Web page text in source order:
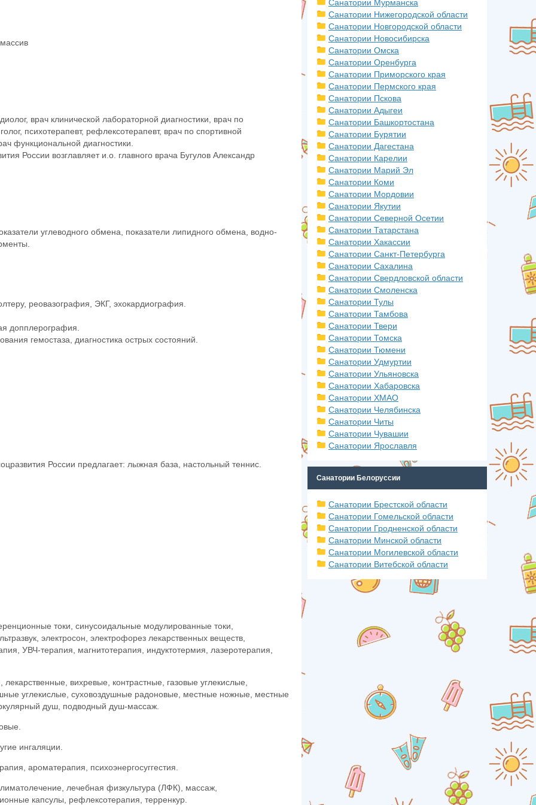
врач клинической лабораторной диагностики, врач по
психотерапевт, рефлексотерапевт, врач по спортивной
функциональной диагностики.
России возглавляет и.о. главного врача Бугулов Александр
углеводного обмена, показатели липидного обмена, водно-
реовазография, ЭКГ, эхокардиография.
допплерография.
гемостаза, диагностика острых состояний.
России предлагает: лыжная база, настольный теннис.
токи, синусоидальные модулированные токи,
электросон, электрофорез лекарственных веществ,
УВЧ-терапия, магнитотерапия, индуктотермия, лазеротерапия,
вихревые, контрастные, газовые углекислые,
углекислые, суховоздушные радоновые, местные ножные, местные
душ, подводный душ-массаж.
ингаляции.
ароматерапия, психоэнергосуггестия.
лечебная физкультура (ЛФК), массаж,
капсулы, рефлексотерапия, терренкур.
Санатории Мурманска
Санатории Нижегородской области
Санатории Новгородской области
Санатории Новосибирска
Санатории Омска
Санатории Оренбурга
Санатории Приморского края
Санатории Пермского края
Санатории Пскова
Санатории Адыгеи
Санатории Башкортостана
Санатории Бурятии
Санатории Дагестана
Санатории Карелии
Санатории Марий Эл
Санатории Коми
Санатории Мордовии
Санатории Якутии
Санатории Северной Осетии
Санатории Татарстана
Санатории Хакассии
Санатории Санкт-Петербурга
Санатории Сахалина
Санатории Свердловской области
Санатории Смоленска
Санатории Тулы
Санатории Тамбова
Санатории Твери
Санатории Томска
Санатории Тюмени
Санатории Удмуртии
Санатории Ульяновска
Санатории Хабаровска
Санатории ХМАО
Санатории Челябинска
Санатории Читы
Санатории Чувашии
Санатории Ярославля
Санатории Белоруссии
Санатории Брестской области
Санатории Гомельской области
Санатории Гродненской области
Санатории Минской области
Санатории Могилевской области
Санатории Витебской области